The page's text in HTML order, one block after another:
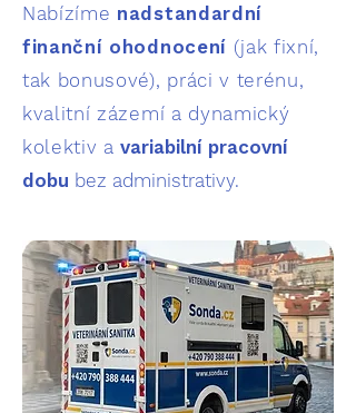
Nabízíme nadstandardní
finanční ohodnocení (jak fixní,
tak bonusové), práci v terénu,
kvalitní zázemí a dynamický
kolektiv avariabilní pracovní
dobu bez administrativy.